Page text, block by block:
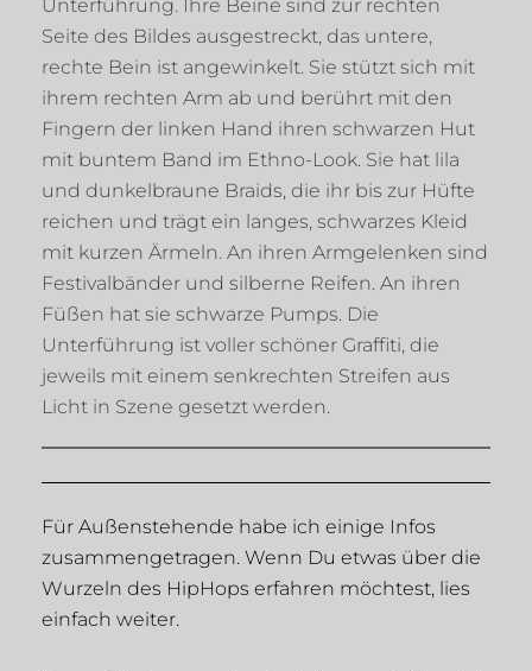
Für Außenstehende habe ich einige Infos
zusammengetragen. Wenn Du etwas über die
Wurzeln des HipHops erfahren möchtest, lies
einfach weiter.